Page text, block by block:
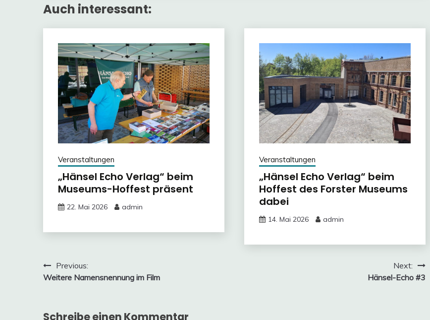
Auch interessant:
Veranstaltungen
„Hänsel Echo Verlag“ beim
Museums-Hoffest präsent
22. Mai 2026 admin
Veranstaltungen
„Hänsel Echo Verlag“ beim
Hoffest des Forster Museums
dabei
14. Mai 2026 admin
Beitragsnavigation
Previous:
Weitere Namensnennung im Film
Next:
Hänsel-Echo #3
Schreibe einen Kommentar